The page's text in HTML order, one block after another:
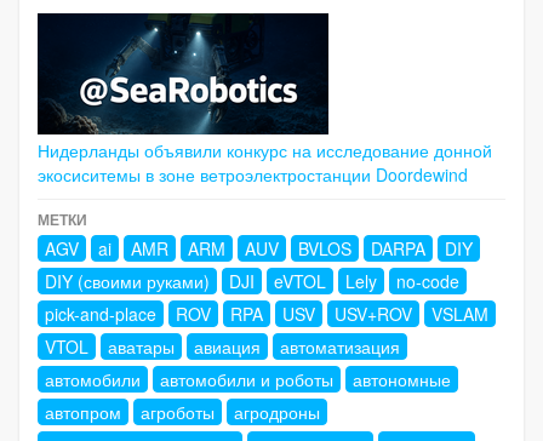
Нидерланды объявили конкурс на исследование донной
экосиситемы в зоне ветроэлектростанции Doordewind
МЕТКИ
AGV ai AMR ARM AUV BVLOS DARPA
DIY
DIY (своими руками)
DJI eVTOL Lely
no-code
pick-and-place
ROV RPA USV USV+ROV
VSLAM
VTOL
аватары авиация
автоматизация
автомобили
автомобили и роботы
автономные
автопром
агроботы
агродроны